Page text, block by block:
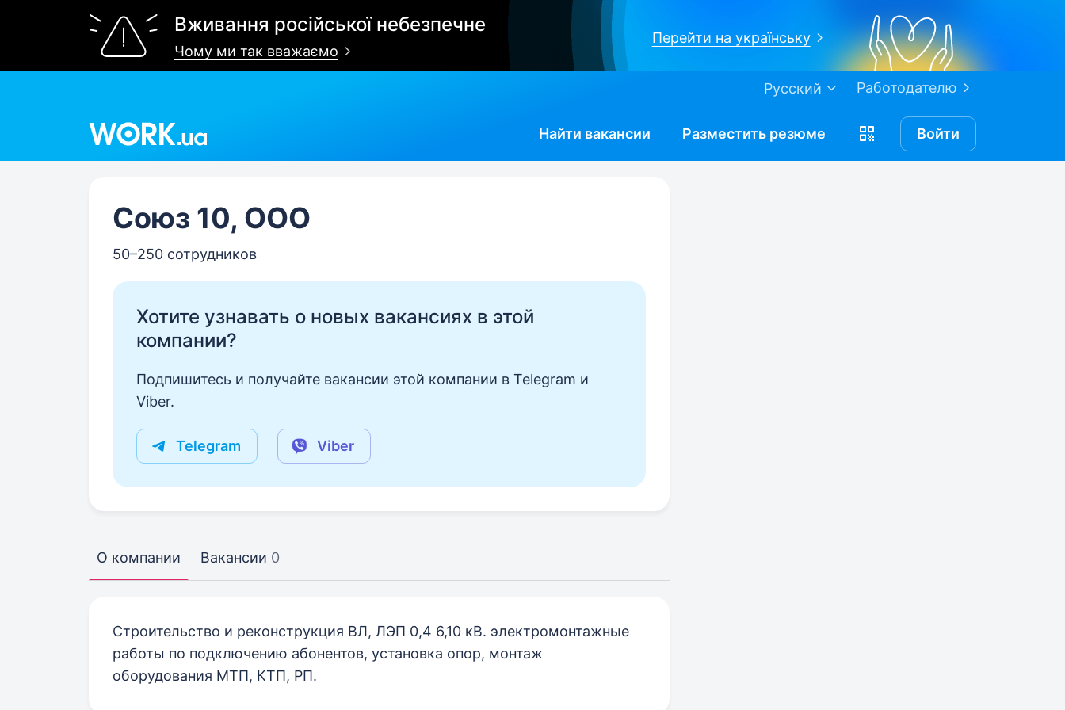
Вживання російської небезпечне
Чому ми так вважаємо
Перейти на українську
Работодателю
Русский
Найти вакансии Разместить резюме Войти
Союз 10, ООО
50–250 сотрудников
Хотите узнавать о новых вакансиях в этой
компании?
Подпишитесь и получайте вакансии этой компании в Telegram и
Viber.
Telegram Viber
О компании Вакансии 0
Строительство и реконструкция ВЛ, ЛЭП 0,4 6,10 кВ. электромонтажные
работы по подключению абонентов, установка опор, монтаж
оборудования МТП, КТП, РП.